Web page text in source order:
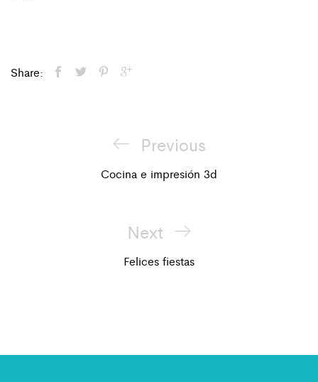
Share:
Navegación
Previous
Post
Previous
Cocina e impresión 3d
Next
Post
Next
Felices fiestas